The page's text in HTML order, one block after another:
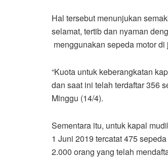
Hal tersebut menunjukan
selamat, tertib dan nyaman
menggunakan sepeda motor
“Kuota untuk keberangkatan
dan saat ini telah terdaftar 356
Minggu (14/4).
Sementara itu, untuk kapal
1 Juni 2019 tercatat 475
2.000 orang yang telah